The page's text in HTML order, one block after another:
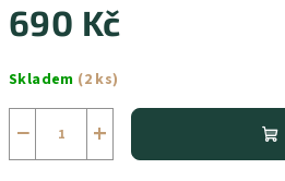
690 Kč
cena:
Skladem (2 ks)
+
−